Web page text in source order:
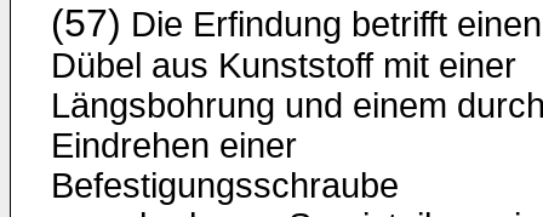
(57) Die Erfindung betrifft einen
Dübel aus Kunststoff mit einer
Längsbohrung und einem
Eindrehen einer
Befestigungsschraube